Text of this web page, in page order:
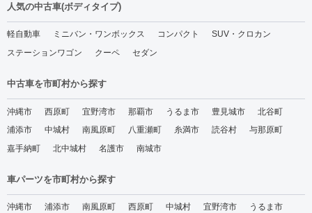
人気の中古車(ボディタイプ)
軽自動車 ミニバン・ワンボックス コンパクト
SUV・クロカン
ステーションワゴン
クーペ セダン
中古車を市町村から探す
沖縄市 西原町 宜野湾市 那覇市 うるま市 豊見城市
北谷町
浦添市
中城村 南風原町 八重瀬町 糸満市 読谷村
与那原町
嘉手納町
北中城村 名護市 南城市
車パーツを市町村から探す
沖縄市 浦添市 南風原町 西原町 中城村 宜野湾市
うるま市